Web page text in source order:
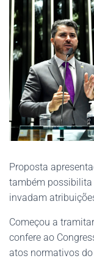
Proposta
também
invadam
Começou a
confere ao
atos normativos